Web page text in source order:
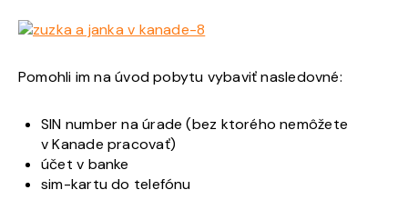
Pomohli im na úvod pobytu vybaviť nasledovné:
SIN number na úrade (bez ktorého nemôžete
v Kanade pracovať)
účet v banke
sim-kartu do telefónu